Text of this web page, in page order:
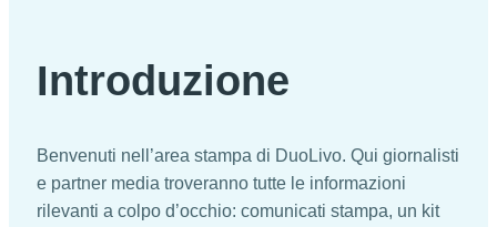
Introduzione
Benvenuti nell’area stampa di DuoLivo. Qui giornalisti
e partner media troveranno tutte le informazioni
rilevanti a colpo d’occhio: comunicati stampa, un kit